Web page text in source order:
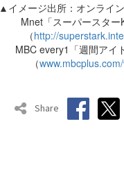
▲イメージ出所：オンライ
Mnet「スーパースター
（http://
MBC every1「週間アイ
（
Share